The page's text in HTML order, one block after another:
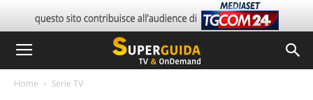
Home Serie TV